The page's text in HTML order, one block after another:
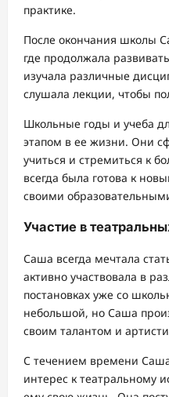
практике.
После окончания школы
где продолжала
изучала различные
слушала лекции, чтобы
Школьные годы и учеба
этапом в ее жизни. Они
учиться и стремиться к
всегда была готова к
своими
Участие в
Саша всегда мечтала
активно участвовала в
постановках уже со
небольшой, но Саша
своим талантом и
С течением времени
интерес к театральному